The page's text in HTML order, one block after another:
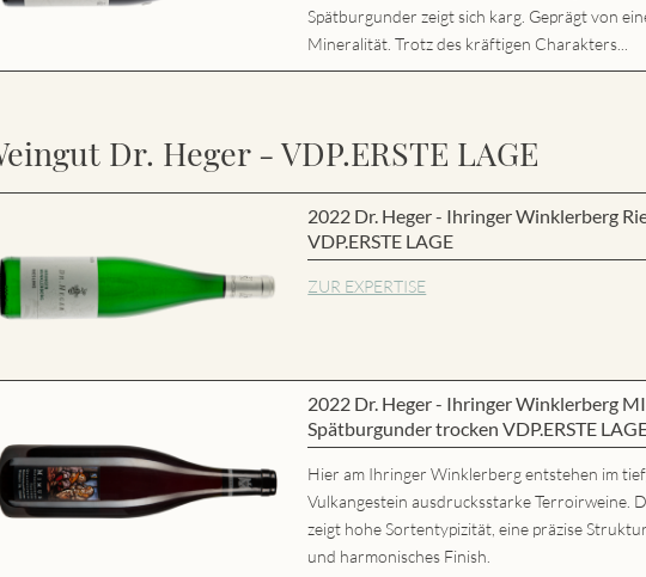
Spätburgunder zeigt sich karg. Geprägt von
Mineralität. Trotz des kräftigen Charakters...
Dr. Heger - VDP.ERSTE LAGE
2022 Dr. Heger - Ihringer Winklerberg
VDP.ERSTE LAGE
ZUR EXPERTISE
2022 Dr. Heger - Ihringer Winklerberg
Spätburgunder trocken VDP.ERSTE
Hier am Ihringer Winklerberg entstehen im
Vulkangestein ausdrucksstarke Terroirweine.
zeigt hohe Sortentypizität, eine präzise
und harmonisches Finish.